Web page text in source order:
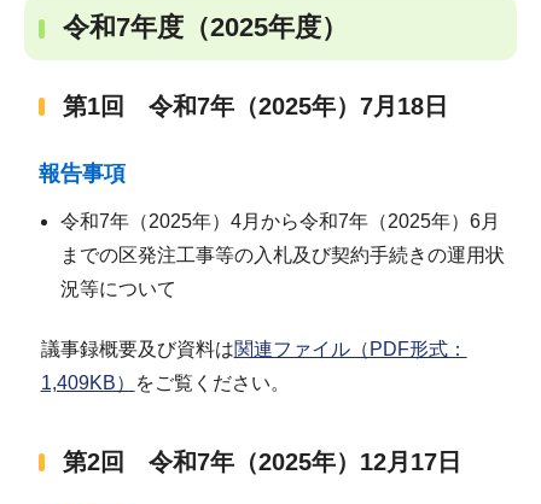
令和7年度（2025年度）
第1回 令和7年（2025年）7月18日
報告事項
令和7年（2025年）4月から令和7年（2025年）6月
までの区発注工事等の入札及び契約手続きの運用状
況等について
議事録概要及び資料は関連ファイル（PDF形式：
1,409KB）
をご覧ください。
第2回 令和7年（2025年）12月17日